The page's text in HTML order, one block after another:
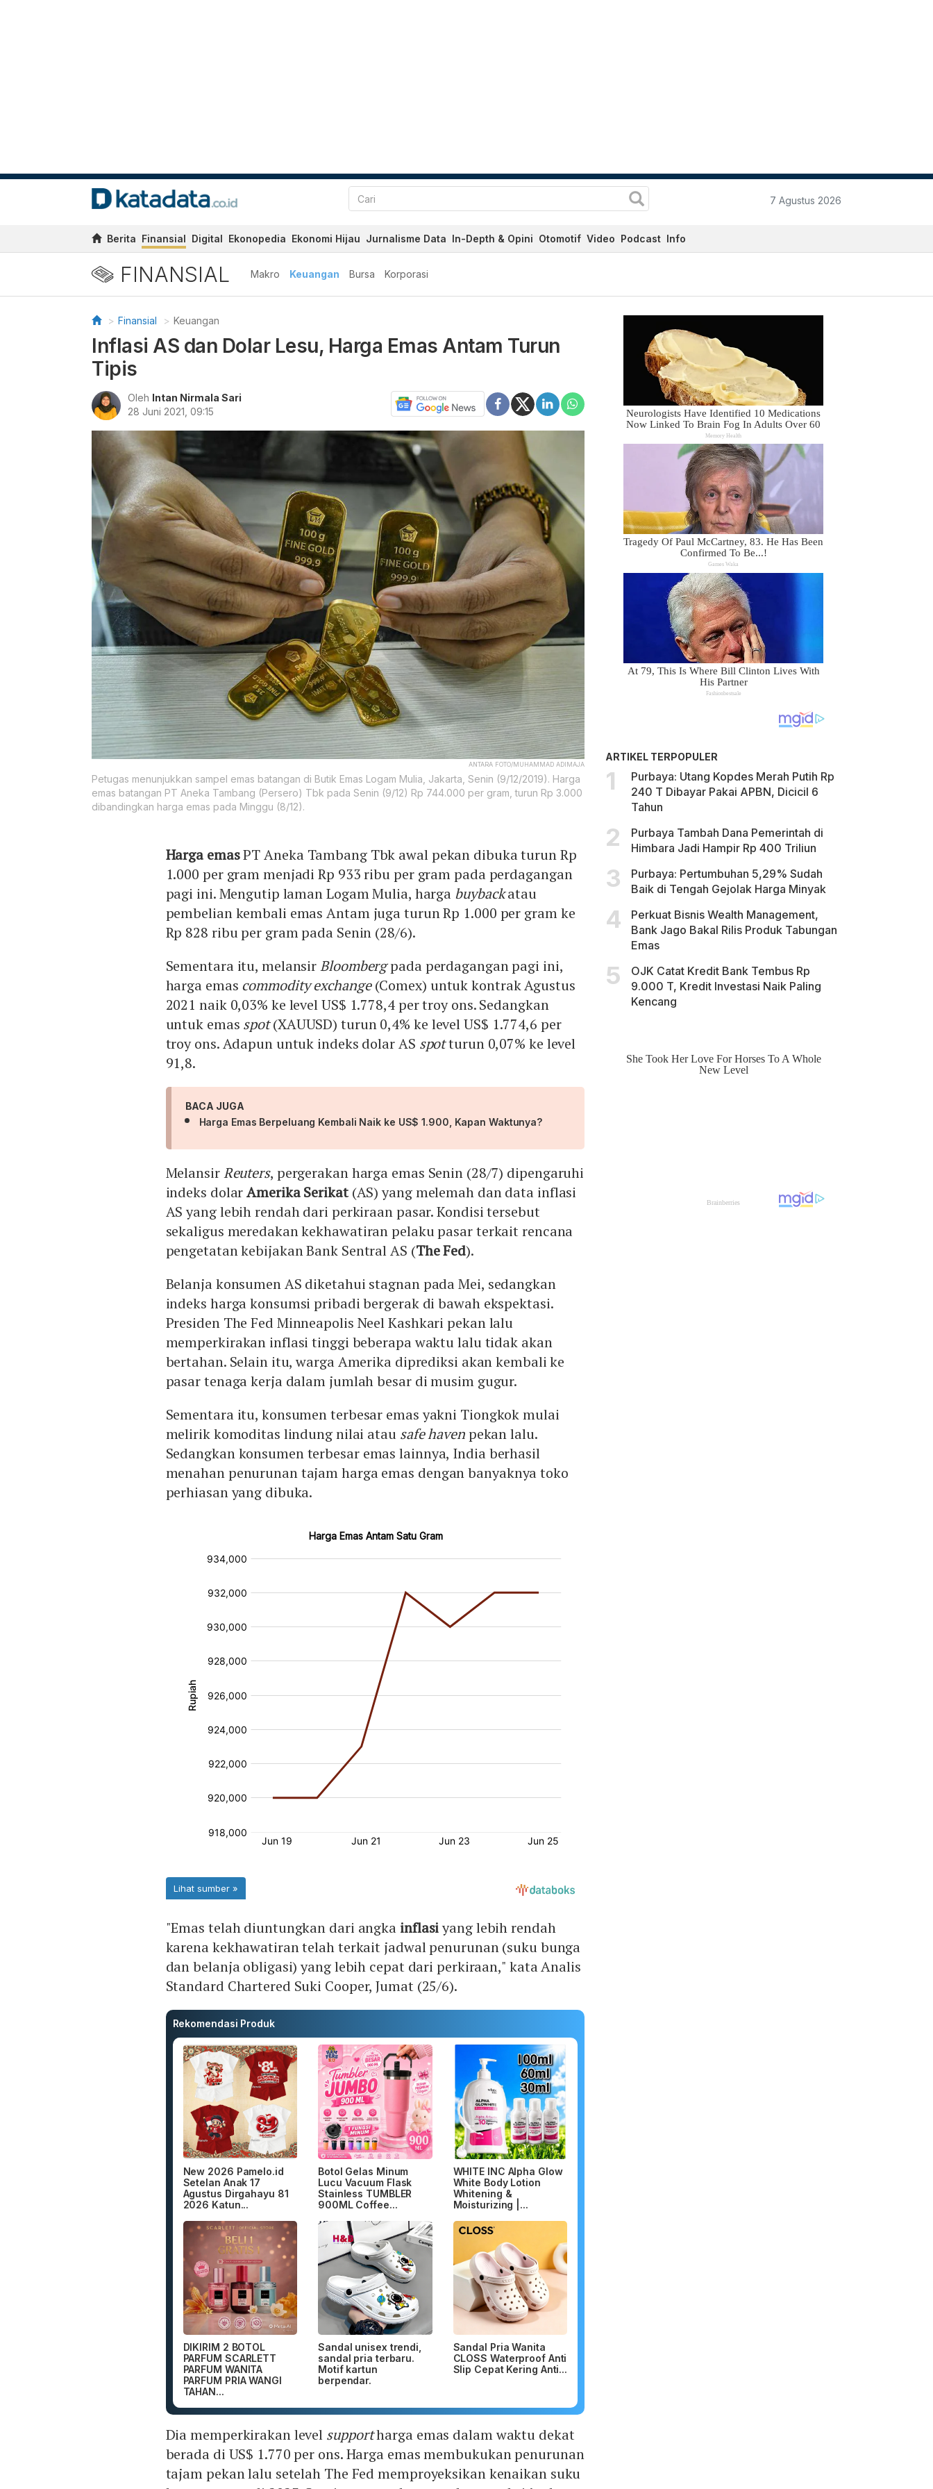
7 Agustus 2026
Berita Finansial Digital Ekonopedia Ekonomi Hijau Jurnalisme Data In-Depth & Opini Otomotif Video Podcast Info
FINANSIAL Makro Keuangan Bursa Korporasi
Finansial Keuangan
Inflasi AS dan Dolar Lesu, Harga Emas Antam Turun
Tipis
Oleh Intan Nirmala Sari
28 Juni 2021, 09:15
ANTARA FOTO/MUHAMMAD ADIMAJA
Petugas menunjukkan sampel emas batangan di Butik Emas Logam Mulia, Jakarta, Senin (9/12/2019). Harga
emas batangan PT Aneka Tambang (Persero) Tbk pada Senin (9/12) Rp 744.000 per gram, turun Rp 3.000
dibandingkan harga emas pada Minggu (8/12).
Harga emasPT Aneka Tambang Tbk awal pekan dibuka turun Rp
1.000 per gram menjadi Rp 933 ribu per gram pada perdagangan
pagi ini. Mengutip laman Logam Mulia, harga buybackatau
pembelian kembali emas Antam juga turun Rp 1.000 per gram ke
Rp 828 ribu per gram pada Senin (28/6).
Sementara itu, melansirBloombergpada perdagangan pagi ini,
harga emas commodity exchange(Comex) untuk kontrak Agustus
2021 naik 0,03% ke level US$ 1.778,4 per troy ons. Sedangkan
untuk emas spot(XAUUSD) turun 0,4% ke level US$ 1.774,6 per
troy ons. Adapun untuk indeks dolar AS spotturun 0,07% ke level
91,8.
BACA JUGA
Harga Emas Berpeluang Kembali Naik ke US$ 1.900, Kapan Waktunya?
MelansirReuters, pergerakan harga emas Senin (28/7) dipengaruhi
indeks dolarAmerika Serikat(AS) yang melemah dan data inflasi
AS yang lebih rendah dari perkiraan pasar. Kondisi tersebut
sekaligus meredakan kekhawatiran pelaku pasar terkait rencana
pengetatan kebijakan Bank Sentral AS (The Fed).
Belanja konsumen AS diketahui stagnan pada Mei, sedangkan
indeks harga konsumsi pribadi bergerak di bawah ekspektasi.
Presiden The Fed Minneapolis Neel Kashkari pekan lalu
memperkirakan inflasi tinggi beberapa waktu lalu tidak akan
bertahan. Selain itu, warga Amerika diprediksi akan kembali ke
pasar tenaga kerja dalam jumlah besar di musim gugur.
Sementara itu, konsumen terbesar emas yakni Tiongkok mulai
melirik komoditas lindung nilai atau safe havenpekan lalu.
Sedangkan konsumen terbesar emas lainnya, India berhasil
menahan penurunan tajam harga emas dengan banyaknya toko
perhiasan yang dibuka.
"Emas telah diuntungkan dari angka inflasiyang lebih rendah
karena kekhawatiran telah terkait jadwal penurunan (suku bunga
dan belanja obligasi) yang lebih cepat dari perkiraan," kata Analis
Standard Chartered Suki Cooper, Jumat (25/6).
Rekomendasi Produk
New 2026 Pamelo.id
Setelan Anak 17
Agustus Dirgahayu 81
2026 Katun...
Botol Gelas Minum
Lucu Vacuum Flask
Stainless TUMBLER
900ML Coffee...
WHITE INC Alpha Glow
White Body Lotion
Whitening &
Moisturizing |...
DIKIRIM 2 BOTOL
PARFUM SCARLETT
PARFUM WANITA
PARFUM PRIA WANGI
TAHAN...
Sandal unisex trendi,
sandal pria terbaru.
Motif kartun
berpendar.
Sandal Pria Wanita
CLOSS Waterproof Anti
Slip Cepat Kering Anti...
Dia memperkirakan level supportharga emas dalam waktu dekat
berada di US$ 1.770 per ons. Harga emas membukukan penurunan
tajam pekan lalu setelah The Fed memproyeksikan kenaikan suku
ARTIKEL TERPOPULER
Purbaya: Utang Kopdes Merah Putih Rp
240 T Dibayar Pakai APBN, Dicicil 6
Tahun
Purbaya Tambah Dana Pemerintah di
Himbara Jadi Hampir Rp 400 Triliun
Purbaya: Pertumbuhan 5,29% Sudah
Baik di Tengah Gejolak Harga Minyak
Perkuat Bisnis Wealth Management,
Bank Jago Bakal Rilis Produk Tabungan
Emas
OJK Catat Kredit Bank Tembus Rp
9.000 T, Kredit Investasi Naik Paling
Kencang